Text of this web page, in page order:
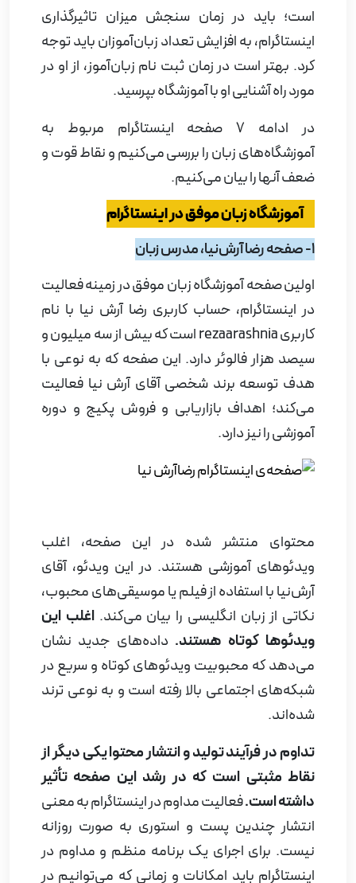
است؛ باید در زمان‌ سنجش میزان تاثیرگذاری
اینستاگرام، به افزایش تعداد زبان‌آموزان باید توجه
کرد. بهتر است در زمان ثبت نام زبان‌آموز، از او در
مورد راه آشنایی او با آموزشگاه بپرسید.
در ادامه
7 صفحه اینستاگرام مربوط به
آموزشگاه‌های زبان را بررسی می‌کنیم و نقاط قوت و
ضعف آنها را بیان می‌کنیم.
1- صفحه رضا آرش‌نیا، مدرس زبان
اولین صفحه آموزشگاه زبان موفق در زمینه فعالیت
در اینستاگرام، حساب کاربری رضا آرش نیا با نام
کاربریrezaarashniaاست که بیش از سه میلیون و
سیصد هزار فالوئر دارد. این صفحه که به نوعی با
هدف توسعه برند شخصی آقای آرش نیا فعالیت
می‌کند؛ اهداف بازاریابی و فروش پکیج و دوره
آموزشی را نیز دارد.
محتوای منتشر شده در این صفحه، اغلب
ویدئوهای آموزشی هستند. در این ویدئو، آقای
آرش‌نیا با استفاده از فیلم یا موسیقی‌های محبوب،
نکاتی از زبان انگلیسی را بیان می‌کند. اغلب این
ویدئوها کوتاه هستند. داده‌های جدید نشان
می‌دهد که محبوبیت ویدئوهای کوتاه و سریع در
شبکه‌های اجتماعی بالا رفته است و به نوعی ترند
شده‌اند.
تداوم در فرآیند تولید و انتشار محتوا یکی دیگر از
نقاط مثبتی است که در رشد این صفحه تأثیر
داشته است.فعالیت مداوم در اینستاگرام به معنی
انتشار چندین پست و استوری به صورت روزانه
نیست. برای اجرای یک برنامه منظم و مداوم در
اینستاگرام باید امکانات و زمانی که می‌توانیم در